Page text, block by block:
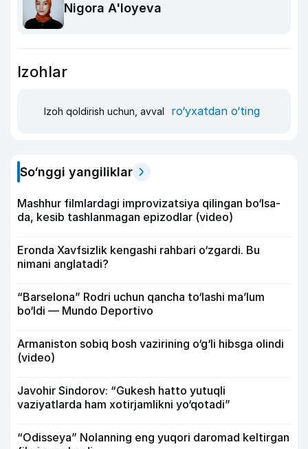
Nigora A'loyeva
Izohlar
Izoh qoldirish uchun, avval ro‘yxatdan o‘ting
So‘nggi yangiliklar
Mashhur filmlardagi improvizatsiya qilingan bo‘lsa-
da, kesib tashlanmagan epizodlar (video)
Eronda Xavfsizlik kengashi rahbari o‘zgardi. Bu
nimani anglatadi?
“Barselona” Rodri uchun qancha to‘lashi ma’lum
bo‘ldi — Mundo Deportivo
Armaniston sobiq bosh vazirining o‘g‘li hibsga olindi
(video)
Javohir Sindorov: “Gukesh hatto yutuqli
vaziyatlarda ham xotirjamlikni yo‘qotadi”
“Odisseya” Nolanning eng yuqori daromad keltirgan